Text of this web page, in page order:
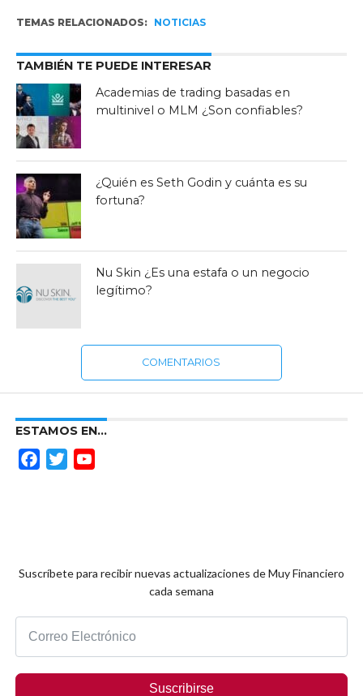
TEMAS RELACIONADOS: NOTICIAS
TAMBIÉN TE PUEDE INTERESAR
Academias de trading basadas en
multinivel o MLM ¿Son confiables?
¿Quién es Seth Godin y cuánta es su
fortuna?
Nu Skin ¿Es una estafa o un negocio
legítimo?
COMENTARIOS
ESTAMOS EN…
FacebookTwitter
Suscríbete para recibir nuevas actualizaciones de Muy Financiero
cada semana
Suscribirse